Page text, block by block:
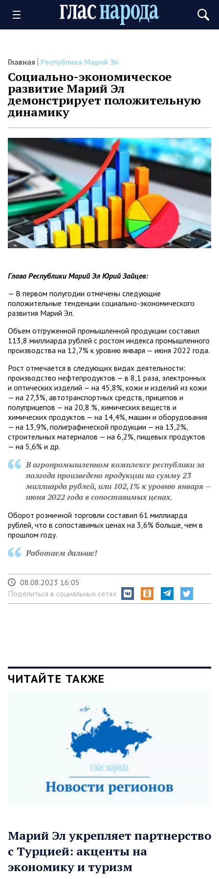
Главная Республика Марий Эл
Социально-экономическое
развитие Марий Эл
демонстрирует положительную
динамику
Глава Республики Марий Эл Юрий Зайцев:
— В первом полугодии отмечены следующие
положительные тенденции социально-экономического
развития Марий Эл.
Объем отгруженной промышленной продукции составил
113,8 миллиарда рублей с ростом индекса промышленного
производства на 12,7% к уровню января — июня 2022 года.
Рост отмечается в следующих видах деятельности:
производство нефтепродуктов — в 8,1 раза, электронных
и оптических изделий — на 45,8%, кожи и изделий из кожи
— на 27,3%, автотранспортных средств, прицепов и
полуприцепов — на 20,8 %, химических веществ и
химических продуктов — на 14,4%, машин и оборудования
— на 13,9%, полиграфической продукции — на 13,2%,
строительных материалов — на 6,2%, пищевых продуктов
— на 5,6% и др.
В агропромышленном комплексе республики за
полгода произведено продукции на сумму 23
миллиарда рублей, или 102,1% к уровню января —
июня 2022 года в сопоставимых ценах.
Оборот розничной торговли составил 61 миллиарда
рублей, что в сопоставимых ценах на 3,6% больше, чем в
прошлом году.
Работаем дальше!
08.08.2023 16:05
Поделиться в социальных сетях
ЧИТАЙТЕ ТАКЖЕ
Марий Эл укрепляет партнерство
с Турцией: акценты на
экономику и туризм